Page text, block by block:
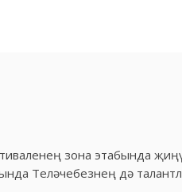
зона этабында
Теләчебезнең дә